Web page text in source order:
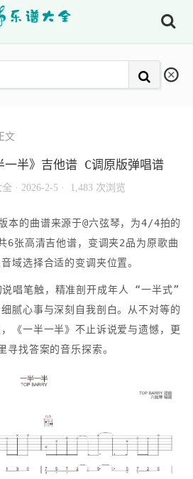
文
半》吉他谱 C调原版弹唱谱
全 · 2026-2-5 · 1,483 次浏览
本的曲谱来源于@六弦琴，为4/4拍的
6张高清吉他谱，变调夹2品为原歌曲
域选择合适的变调夹位置。
唱笔触，精准剖开成年人 “一半式”
腻心事与深刻自我剖白。从不对等的
《一半一半》不止诉说爱与遗憾，更
找答案的音乐探索。